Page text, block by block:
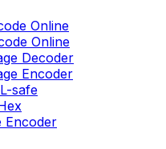
Online
Online
Decoder
Encoder
safe
Encoder